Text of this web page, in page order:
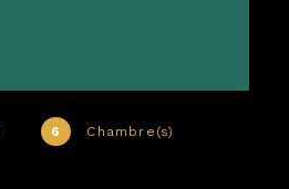
6 Chambre(s)